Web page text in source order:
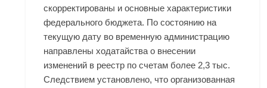
скорректированы и основные характеристики
федерального бюджета. По состоянию на
текущую дату во временную администрацию
направлены ходатайства о внесении
изменений в реестр по счетам более 2,3 тыс.
Следствием установлено, что организованная